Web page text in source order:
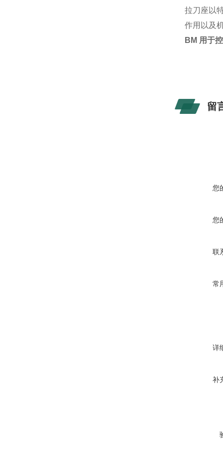
拉刀座以
作用以及
BM 用于
留
您
您
联
常
详
补